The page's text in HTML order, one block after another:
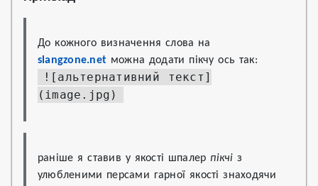
До кожного визначення слова на
slangzone.net
![альтернативний текст]
(image.jpg)
раніше я ставив у якості шпалер пікчі з
улюбленими персами гарної якості знаходячи